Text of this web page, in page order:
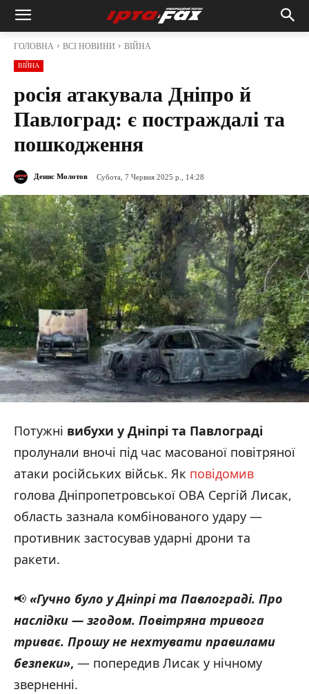
ГОЛОВНА ВСІ НОВИНИ ВІЙНА
ВІЙНА
росія атакувала Дніпро й
Павлоград: є постраждалі та
пошкодження
Денис Молотов Субота, 7 Червня 2025 р., 14:28
Потужні вибухи у Дніпрі та Павлограді
пролунали вночі під час масованої повітряної
атаки російських військ. Як повідомив
голова Дніпропетровської ОВА Сергій Лисак,
область зазнала комбінованого удару —
противник застосував ударні дрони та
ракети.
📢 «Гучно було у Дніпрі та Павлограді. Про
наслідки — згодом. Повітряна тривога
триває. Прошу не нехтувати правилами
безпеки», — попередив Лисак у нічному
зверненні.